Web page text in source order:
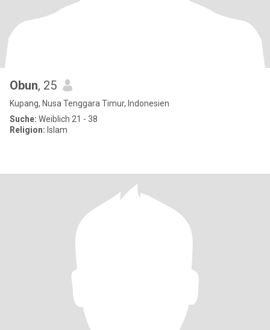
Obun, 25
Kupang, Nusa Tenggara Timur, Indonesien
Suche: Weiblich 21 - 38
Religion: Islam